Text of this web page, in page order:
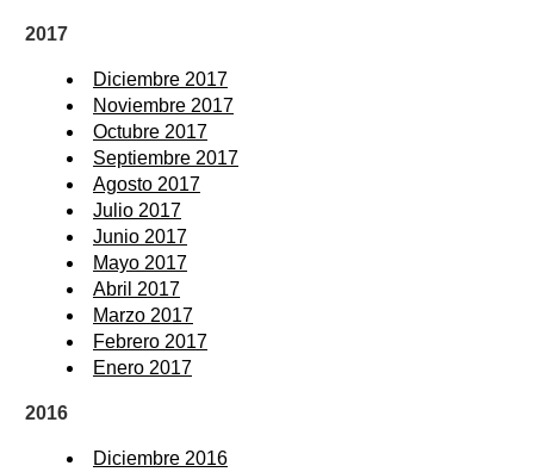
2017
Diciembre 2017
Noviembre 2017
Octubre 2017
Septiembre 2017
Agosto 2017
Julio 2017
Junio 2017
Mayo 2017
Abril 2017
Marzo 2017
Febrero 2017
Enero 2017
2016
Diciembre 2016